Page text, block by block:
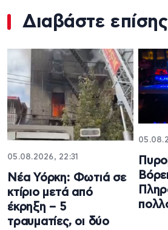
Διαβάστε επίσης
05.08.2026, 22:31
Νέα Υόρκη: Φωτιά σε
κτίριο μετά από
έκρηξη – 5
τραυματίες, οι δύο